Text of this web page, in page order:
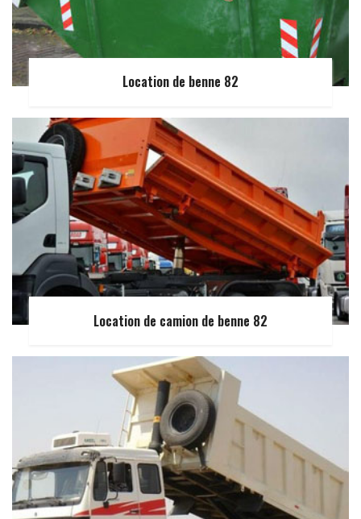
Location de benne 82
Location de camion de benne 82